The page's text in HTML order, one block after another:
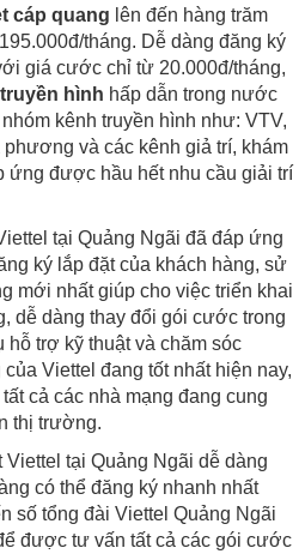
cáp quang lên đến hàng trăm
tháng. Dễ dàng đăng ký
giá cước chỉ từ 20.000đ/tháng,
hình hấp dẫn trong nước
kênh truyền hình như: VTV,
phương và các kênh giả trí, khám
ứng được hầu hết nhu cầu giải trí
tại Quảng Ngãi đã đáp ứng
ký lắp đặt của khách hàng, sử
mới nhất giúp cho việc triển khai
dễ dàng thay đổi gói cước trong
trợ kỹ thuật và chăm sóc
Viettel đang tốt nhất hiện nay,
cả các nhà mạng đang cung
thị trường.
tại Quảng Ngãi dễ dàng
có thể đăng ký nhanh nhất
số tổng đài Viettel Quảng Ngãi
được tư vấn tất cả các gói cước